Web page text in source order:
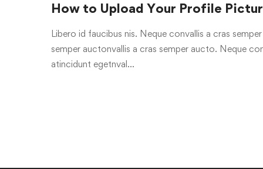
How to Upload Your Profile
Libero id faucibus nis. Neque convallis a cras
semper auctonvallis a cras semper aucto. Neque
atincidunt egetnval…